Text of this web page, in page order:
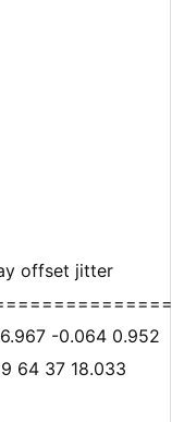
offset jitter
-0.064 0.952
64 37 18.033